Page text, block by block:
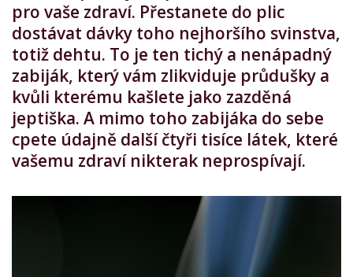
pro vaše zdraví. Přestanete do plic
dostávat dávky toho nejhoršího svinstva,
totiž dehtu. To je ten tichý a nenápadný
zabiják, který vám zlikviduje průdušky a
kvůli kterému kašlete jako zazděná
jeptiška. A mimo toho zabijáka do sebe
cpete údajně další čtyři tisíce látek, které
vašemu zdraví nikterak neprospívají.